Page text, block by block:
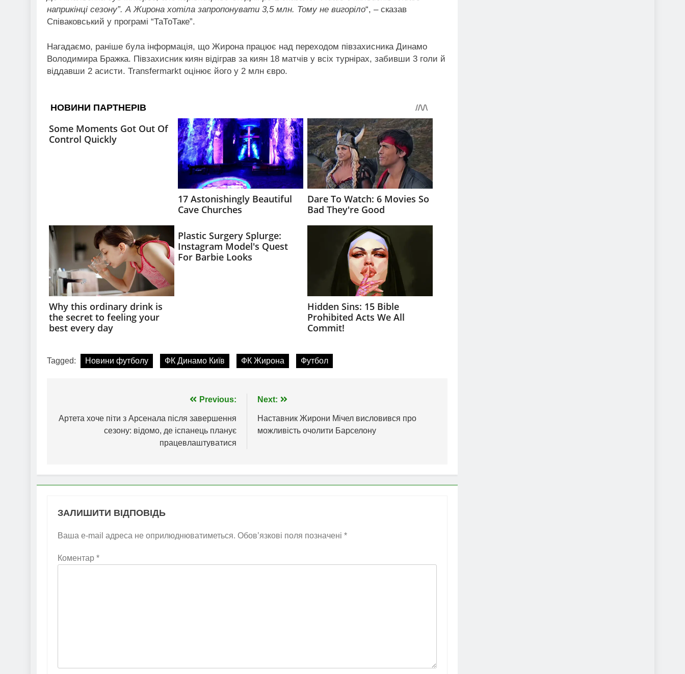
наприкінці сезону”. А Жирона хотіла запропонувати 3,5 млн. Тому не вигоріло“, – сказав
Співаковський у програмі “ТаТоТаке”.
Нагадаємо, раніше була інформація, що Жирона працює над переходом півзахисника Динамо
Володимира Бражка. Півзахисник киян відіграв за киян 18 матчів у всіх турнірах, забивши 3 голи й
віддавши 2 асисти. Transfermarkt оцінює його у 2 млн євро.
Tagged: Новини футболу ФК Динамо Київ ФК Жирона Футбол
записів
Previous:
Артета хоче піти з Арсенала після завершення
сезону: відомо, де іспанець планує
працевлаштуватися
Next:
Наставник Жирони Мічел висловився про
можливість очолити Барселону
ЗАЛИШИТИ ВІДПОВІДЬ
Ваша e-mail адреса не оприлюднюватиметься. Обов’язкові поля позначені *
Коментар *